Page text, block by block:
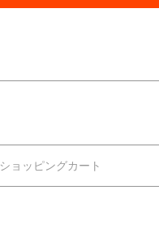
ショッピングカート